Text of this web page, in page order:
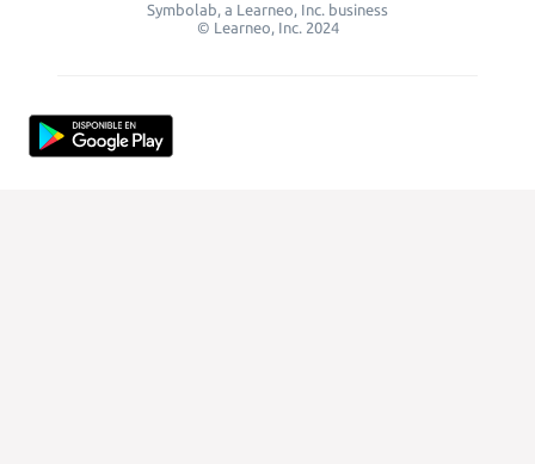
Symbolab, a Learneo, Inc. business
© Learneo, Inc. 2024